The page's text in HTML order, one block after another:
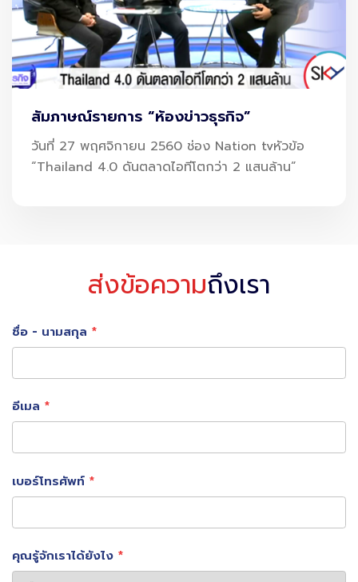
เมื่อสนามบินสามารถมองเห็นข้อมูลแบบเรียลไทม์ ไม่ว่าจะเป็น
จำนวนผู้โดยสาร ความหนาแน่นของพื้นที่ หรือสถานะเที่ยวบิน
การบริหารจัดการจึงไม่ใช่การคาดเดาอีกต่อไป แต่เป็นการ
ตัดสินใจบนพื้นฐานของข้อมูลที่แม่นยำและทันเวลาแต่กลาย
เป็นการตัดสินใจที่
แม่นยำ
Biometric: ลดกระดาษ ลดคิว เพิ่มความ
เทคโนโลยี Biometric (Face Scan) ช่วยให้ผู้โดยสารสามารถ
ใช้ใบหน้าแทน Boarding Pass ได้
ลดการใช้กระดาษในปริมาณมหาศาล
ลดเวลาการรอคอย
พลังงานในระบบปรับอากาศและพื้นที่รอก็ลดลงโดยอัตโนมัติ
สัมภาษณ์รายการ “ห้องข่าวธุรกิจ”
วันที่ 27 พฤศจิกายน 2560 ช่อง Nation tvหัวข้อ
“Thailand 4.0 ดันตลาดไอทีโตกว่า 2 แสนล้าน”
ส่งข้อความถึงเรา
ชื่อ - นามสกุล
อีเมล
เบอร์โทรศัพท์
คุณรู้จักเราได้ยังไง